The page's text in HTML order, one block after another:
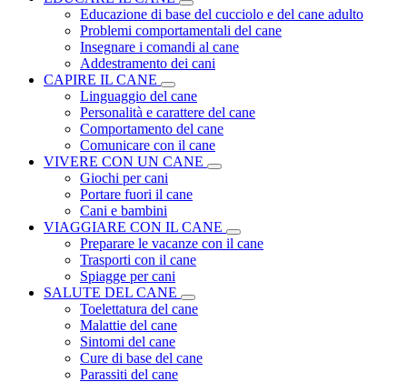
Educazione di base del cucciolo e del cane adulto
Problemi comportamentali del cane
Insegnare i comandi al cane
Addestramento dei cani
CAPIRE IL CANE
Linguaggio del cane
Personalità e carattere del cane
Comportamento del cane
Comunicare con il cane
VIVERE CON UN CANE
Giochi per cani
Portare fuori il cane
Cani e bambini
VIAGGIARE CON IL CANE
Preparare le vacanze con il cane
Trasporti con il cane
Spiagge per cani
SALUTE DEL CANE
Toelettatura del cane
Malattie del cane
Sintomi del cane
Cure di base del cane
Parassiti del cane